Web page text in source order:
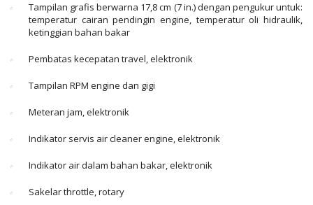
Tampilan grafis berwarna 17,8 cm (7 in.) dengan pengukur untuk:
temperatur cairan pendingin engine, temperatur oli hidraulik,
ketinggian bahan bakar
Pembatas kecepatan travel, elektronik
Tampilan RPM engine dan gigi
Meteran jam, elektronik
Indikator servis air cleaner engine, elektronik
Indikator air dalam bahan bakar, elektronik
Sakelar throttle, rotary